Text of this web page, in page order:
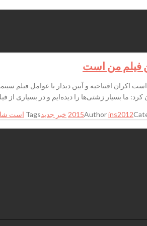
فیلم من است
کرد: ما بسیار زشتی‌ها را دیده‌ایم و در بسیاری از
Authorins2012 خبر جدیدTags است